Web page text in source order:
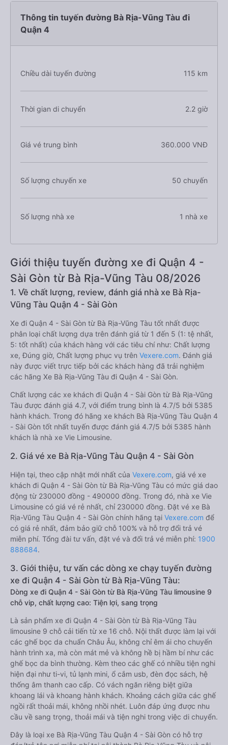
Thông tin tuyến đường Bà Rịa-Vũng Tàu đi
Quận 4
Chiều dài tuyến đường 115 km
Thời gian di chuyển 2.2 giờ
Giá vé trung bình 360.000 VNĐ
Số lượng chuyến xe 50 chuyến
Số lượng nhà xe 1 nhà xe
Giới thiệu tuyến đường xe đi Quận 4 -
Sài Gòn từ Bà Rịa-Vũng Tàu 08/2026
1. Về chất lượng, review, đánh giá nhà xe Bà Rịa-
Vũng Tàu Quận 4 - Sài Gòn
Xe đi Quận 4 - Sài Gòn từ Bà Rịa-Vũng Tàu tốt nhất được
phân loại chất lượng dựa trên đánh giá từ 1 đến 5 (1: tệ nhất,
5: tốt nhất) của khách hàng với các tiêu chí như: Chất lượng
xe, Đúng giờ, Chất lượng phục vụ trên Vexere.com. Đánh giá
này được viết trực tiếp bởi các khách hàng đã trải nghiệm
các hãng Xe Bà Rịa-Vũng Tàu đi Quận 4 - Sài Gòn.
Chất lượng các xe khách đi Quận 4 - Sài Gòn từ Bà Rịa-Vũng
Tàu được đánh giá 4.7, với điểm trung bình là 4.7/5 bởi 5385
hành khách. Trong đó hãng xe khách Bà Rịa-Vũng Tàu Quận 4
- Sài Gòn tốt nhất tuyến được đánh giá 4.7/5 bởi 5385 hành
khách là nhà xe Vie Limousine.
2. Giá vé xe Bà Rịa-Vũng Tàu Quận 4 - Sài Gòn
Hiện tại, theo cập nhật mới nhất của Vexere.com, giá vé xe
khách đi Quận 4 - Sài Gòn từ Bà Rịa-Vũng Tàu có mức giá dao
động từ 230000 đồng - 490000 đồng. Trong đó, nhà xe Vie
Limousine có giá vé rẻ nhất, chỉ 230000 đồng. Đặt vé xe Bà
Rịa-Vũng Tàu Quận 4 - Sài Gòn chính hãng tại Vexere.com để
có giá rẻ nhất, đảm bảo giữ chỗ 100% và hỗ trợ đổi trả vé
miễn phí. Tổng đài tư vấn, đặt vé và đổi trả vé miễn phí: 1900
888684.
3. Giới thiệu, tư vấn các dòng xe chạy tuyến đường
xe đi Quận 4 - Sài Gòn từ Bà Rịa-Vũng Tàu:
Dòng xe đi Quận 4 - Sài Gòn từ Bà Rịa-Vũng Tàu limousine 9
chỗ vip, chất lượng cao: Tiện lợi, sang trọng
Là sản phẩm xe đi Quận 4 - Sài Gòn từ Bà Rịa-Vũng Tàu
limousine 9 chỗ cải tiến từ xe 16 chỗ. Nội thất được làm lại với
các ghế bọc da chuẩn Châu Âu, không chỉ êm ái cho chuyến
hành trình xa, mà còn mát mẻ và không hề bị hầm bí như các
ghế bọc da bình thường. Kèm theo các ghế có nhiều tiện nghi
hiện đại như ti-vi, tủ lạnh mini, ổ cắm usb, đèn đọc sách, hệ
thống âm thanh cao cấp. Có vách ngăn riêng biệt giữa
khoang lái và khoang hành khách. Khoảng cách giữa các ghế
ngồi rất thoải mái, không nhồi nhét. Luôn đáp ứng được nhu
cầu về sang trọng, thoải mái và tiện nghi trong việc di chuyển.
Đây là loại xe Bà Rịa-Vũng Tàu Quận 4 - Sài Gòn có hỗ trợ